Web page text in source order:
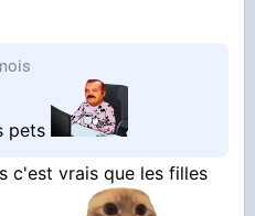
pets
c'est vrais que les filles